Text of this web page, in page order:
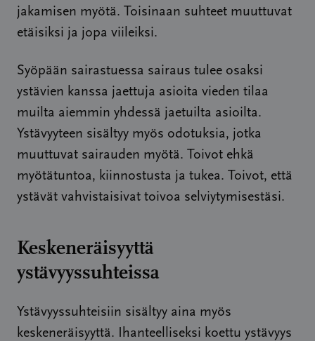
jakamisen myötä. Toisinaan suhteet muuttuvat
etäisiksi ja jopa viileiksi.
Syöpään sairastuessa sairaus tulee osaksi
ystävien kanssa jaettuja asioita vieden tilaa
muilta aiemmin yhdessä jaetuilta asioilta.
Ystävyyteen sisältyy myös odotuksia, jotka
muuttuvat sairauden myötä. Toivot ehkä
myötätuntoa, kiinnostusta ja tukea. Toivot, että
ystävät vahvistaisivat toivoa selviytymisestäsi.
Keskeneräisyyttä
ystävyyssuhteissa
Ystävyyssuhteisiin sisältyy aina myös
keskeneräisyyttä. Ihanteelliseksi koettu ystävyys